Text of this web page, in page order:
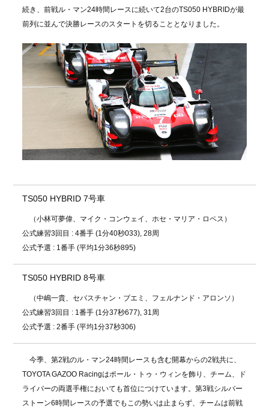
続き、前戦ル・マン24時間レースに続いて2台のTS050 HYBRIDが最
前列に並んで決勝レースのスタートを切ることとなりました。
TS050 HYBRID 7号車
（小林可夢偉、マイク・コンウェイ、ホセ・マリア・ロペス）
公式練習3回目 : 4番手 (1分40秒033), 28周
公式予選 : 1番手 (平均1分36秒895)
TS050 HYBRID 8号車
（中嶋一貴、セバスチャン・ブエミ、フェルナンド・アロンソ）
公式練習3回目 : 1番手 (1分37秒677), 31周
公式予選 : 2番手 (平均1分37秒306)
今季、第2戦のル・マン24時間レースも含む開幕からの2戦共に、
TOYOTA GAZOO Racingはポール・トゥ・ウィンを飾り、チーム、ド
ライバーの両選手権においても首位につけています。第3戦シルバー
ストーン6時間レースの予選でもこの勢いは止まらず、チームは前戦